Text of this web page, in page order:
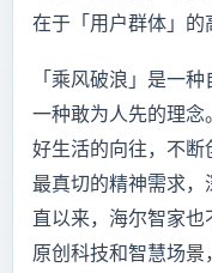
在于「用户群体」的
「乘风破浪」是一
一种敢为人先的理
好生活的向往，不断
最真切的精神需求
直以来，海尔智家也
原创科技和智慧场景